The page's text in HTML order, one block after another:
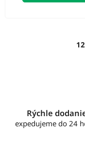
12
Rýchle
expedujeme do 24